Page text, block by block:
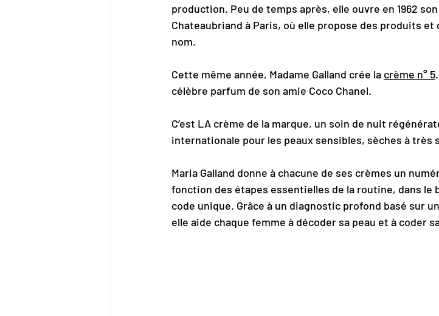
production. Peu de temps après, elle ouvre en 1962
Chateaubriand à Paris, où elle propose des produits
nom.
Cette même année, Madame Galland crée la crème n° 5
célèbre parfum de son amie Coco Chanel.
C’est LA crème de la marque, un soin de nuit
internationale pour les peaux sensibles, sèches à très
Maria Galland donne à chacune de ses crèmes un
fonction des étapes essentielles de la routine, dans le
code unique. Grâce à un diagnostic profond basé sur
elle aide chaque femme à décoder sa peau et à coder